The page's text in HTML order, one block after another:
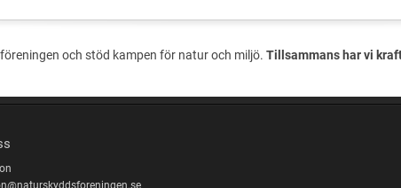
och stöd kampen för natur och miljö. Tillsammans har vi